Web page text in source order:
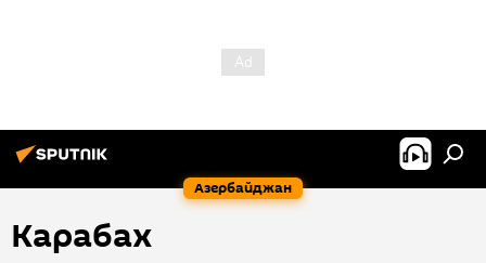
Азербайджан
Карабах